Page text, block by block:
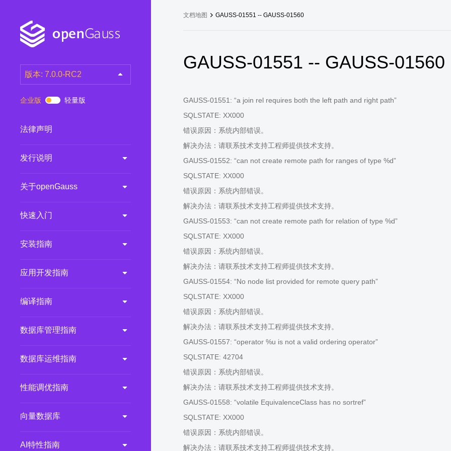
版本: 7.0.0-RC2
7.0.0-RC2
6.0.0 (LTS)
5.1.0 (Preview)
2.0.0 (LTS)
3.1.0 (EOM)
2.0.1 (EOM)
1.0.1 (EOM)
企业版 轻量版
法律声明
发行说明
关于openGauss
快速入门
安装指南
应用开发指南
编译指南
数据库管理指南
数据库运维指南
性能调优指南
向量数据库
AI特性指南
文档地图 GAUSS-01551 -- GAUSS-01560
GAUSS-01551 -- GAUSS-01560
GAUSS-01551: “a join rel requires both the left path and right path”
SQLSTATE: XX000
错误原因：系统内部错误。
解决办法：请联系技术支持工程师提供技术支持。
GAUSS-01552: “can not create remote path for ranges of type %d”
SQLSTATE: XX000
错误原因：系统内部错误。
解决办法：请联系技术支持工程师提供技术支持。
GAUSS-01553: “can not create remote path for relation of type %d”
SQLSTATE: XX000
错误原因：系统内部错误。
解决办法：请联系技术支持工程师提供技术支持。
GAUSS-01554: “No node list provided for remote query path”
SQLSTATE: XX000
错误原因：系统内部错误。
解决办法：请联系技术支持工程师提供技术支持。
GAUSS-01557: “operator %u is not a valid ordering operator”
SQLSTATE: 42704
错误原因：系统内部错误。
解决办法：请联系技术支持工程师提供技术支持。
GAUSS-01558: “volatile EquivalenceClass has no sortref”
SQLSTATE: XX000
错误原因：系统内部错误。
解决办法：请联系技术支持工程师提供技术支持。